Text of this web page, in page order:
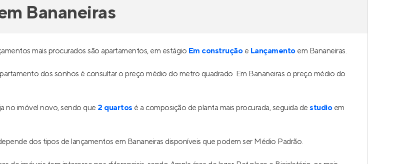
Bananeiras
mais procurados são apartamentos, em estágio Em construçãoe Lançamentoem Bananeiras.
dos sonhos é consultar o preço médio do metro quadrado. Em Bananeiras o preço médio do
no imóvel novo, sendo que 2 quartos é a composição de planta mais procurada, seguida destudioem
dos tipos de lançamentos em Bananeiras disponíveis que podem ser Médio Padrão.